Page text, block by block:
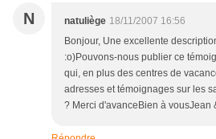
N natuliège 18/11/2007 16:56
Bonjour, Une excellente
:o)Pouvons-nous publier ce
qui, en plus des centres de
adresses et témoignages sur les
? Merci d'avanceBien à vousJean